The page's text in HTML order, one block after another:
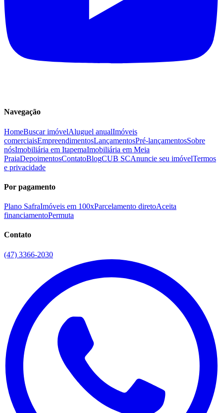
Navegação
HomeBuscar imóvelAluguel anualImóveis
comerciaisEmpreendimentosLançamentosPré-lançamentosSobre
nósImobiliária em ItapemaImobiliária em Meia
PraiaDepoimentosContatoBlogCUB SCAnuncie seu imóvelTermos
e privacidade
Por pagamento
Plano SafraImóveis em 100xParcelamento diretoAceita
financiamentoPermuta
Contato
(47) 3366-2030